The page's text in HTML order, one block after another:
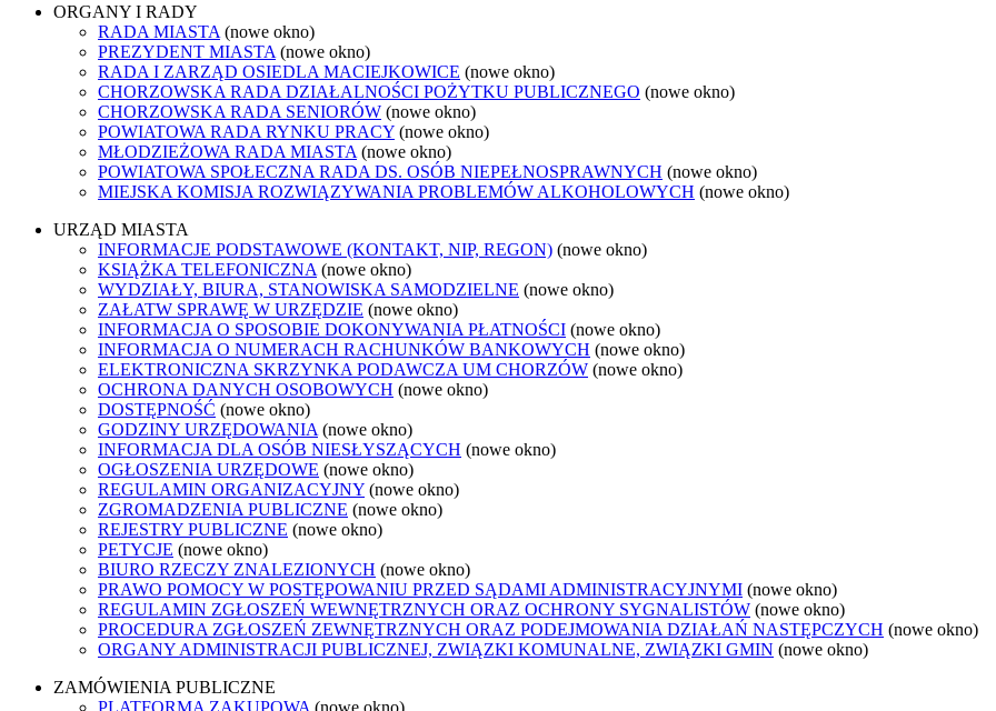
ORGANY I RADY
RADA MIASTA (nowe okno)
PREZYDENT MIASTA (nowe okno)
RADA I ZARZĄD OSIEDLA MACIEJKOWICE (nowe okno)
CHORZOWSKA RADA DZIAŁALNOŚCI POŻYTKU PUBLICZNEGO (nowe okno)
CHORZOWSKA RADA SENIORÓW (nowe okno)
POWIATOWA RADA RYNKU PRACY (nowe okno)
MŁODZIEŻOWA RADA MIASTA (nowe okno)
POWIATOWA SPOŁECZNA RADA DS. OSÓB NIEPEŁNOSPRAWNYCH (nowe okno)
MIEJSKA KOMISJA ROZWIĄZYWANIA PROBLEMÓW ALKOHOLOWYCH (nowe okno)
URZĄD MIASTA
INFORMACJE PODSTAWOWE (KONTAKT, NIP, REGON) (nowe okno)
KSIĄŻKA TELEFONICZNA (nowe okno)
WYDZIAŁY, BIURA, STANOWISKA SAMODZIELNE (nowe okno)
ZAŁATW SPRAWĘ W URZĘDZIE (nowe okno)
INFORMACJA O SPOSOBIE DOKONYWANIA PŁATNOŚCI (nowe okno)
INFORMACJA O NUMERACH RACHUNKÓW BANKOWYCH (nowe okno)
ELEKTRONICZNA SKRZYNKA PODAWCZA UM CHORZÓW (nowe okno)
OCHRONA DANYCH OSOBOWYCH (nowe okno)
DOSTĘPNOŚĆ (nowe okno)
GODZINY URZĘDOWANIA (nowe okno)
INFORMACJA DLA OSÓB NIESŁYSZĄCYCH (nowe okno)
OGŁOSZENIA URZĘDOWE (nowe okno)
REGULAMIN ORGANIZACYJNY (nowe okno)
ZGROMADZENIA PUBLICZNE (nowe okno)
REJESTRY PUBLICZNE (nowe okno)
PETYCJE (nowe okno)
BIURO RZECZY ZNALEZIONYCH (nowe okno)
PRAWO POMOCY W POSTĘPOWANIU PRZED SĄDAMI ADMINISTRACYJNYMI (nowe okno)
REGULAMIN ZGŁOSZEŃ WEWNĘTRZNYCH ORAZ OCHRONY SYGNALISTÓW (nowe okno)
PROCEDURA ZGŁOSZEŃ ZEWNĘTRZNYCH ORAZ PODEJMOWANIA DZIAŁAŃ NASTĘPCZYCH (nowe okno)
ORGANY ADMINISTRACJI PUBLICZNEJ, ZWIĄZKI KOMUNALNE, ZWIĄZKI GMIN (nowe okno)
ZAMÓWIENIA PUBLICZNE
PLATFORMA ZAKUPOWA (nowe okno)